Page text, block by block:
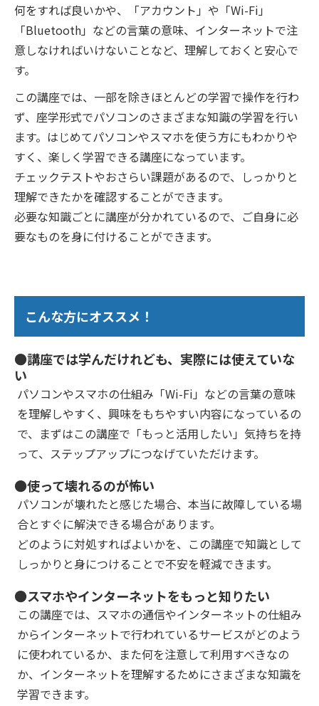
何をすれば良いかや、「アカウント」や「Wi-Fi」
「Bluetooth」などの言葉の意味、インターネットで注
意しなければいけないことなど、理解しておくと安心で
す。
この講座では、一部を除きほとんどの学習で操作を行わ
ず、座学形式でパソコンのさまざまな知識の学習を行い
ます。はじめてパソコンやスマホを使う方にもわかりや
すく、楽しく学習できる講座になっています。
チェックテストやおさらい課題があるので、しっかりと
理解できたかを確認することができます。
必要な知識ごとに講座が分かれているので、ご自身に必
要なものを身に付けることができます。
こんな方にオススメ！
●講座では学んだけれども、実際には使えていな
い
パソコンやスマホの仕組み「Wi-Fi」などの言葉の意味
を理解しやすく、興味をもちやすい内容になっているの
で、まずはこの講座で「もっと活用したい」気持ちを持
って、ステップアップにつなげていただけます。
●使って壊れるのが怖い
パソコンが壊れたと感じた場合、本当に故障している場
合とすぐに解決できる場合があります。
どのように対処すればよいかを、この講座で知識として
しっかりと身につけることで不安を軽減できます。
●スマホやインターネットをもっと知りたい
この講座では、スマホの通信やインターネットの仕組み
からインターネットで行われているサービスがどのよう
に使われているか、また何を注意して利用すべきなの
か、インターネットを理解するためにさまざまな知識を
学習できます。